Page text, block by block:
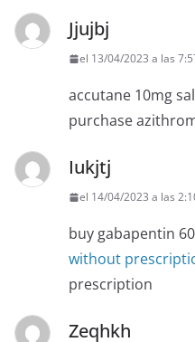
Jjujbj
el 13/04/2023 a las
accutane 10mg
purchase
Iukjtj
el 14/04/2023 a las
buy gabapentin
without
prescription
Zeqhkh